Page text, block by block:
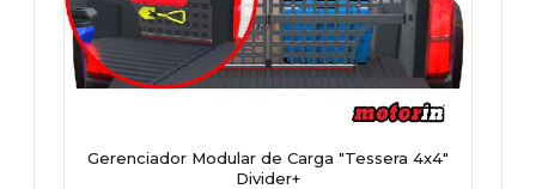
Gerenciador Modular de Carga "Tessera 4x4"
Divider+